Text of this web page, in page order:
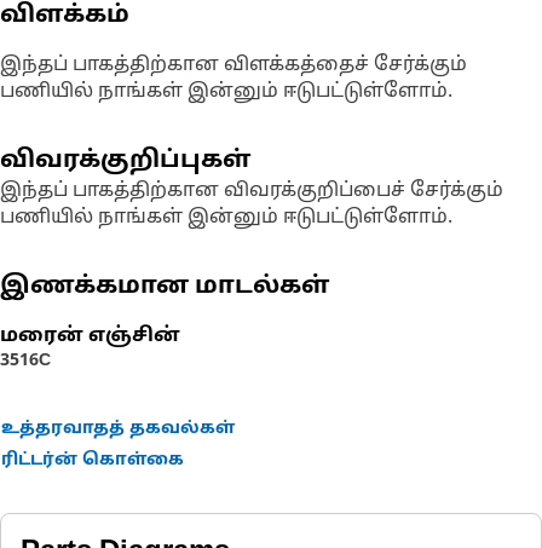
விளக்கம்
இந்தப் பாகத்திற்கான விளக்கத்தைச் சேர்க்கும்
பணியில் நாங்கள் இன்னும் ஈடுபட்டுள்ளோம்.
விவரக்குறிப்புகள்
இந்தப் பாகத்திற்கான விவரக்குறிப்பைச் சேர்க்கும்
பணியில் நாங்கள் இன்னும் ஈடுபட்டுள்ளோம்.
இணக்கமான மாடல்கள்
மரைன் எஞ்சின்
3516C
உத்தரவாதத் தகவல்கள்
ரிட்டர்ன் கொள்கை